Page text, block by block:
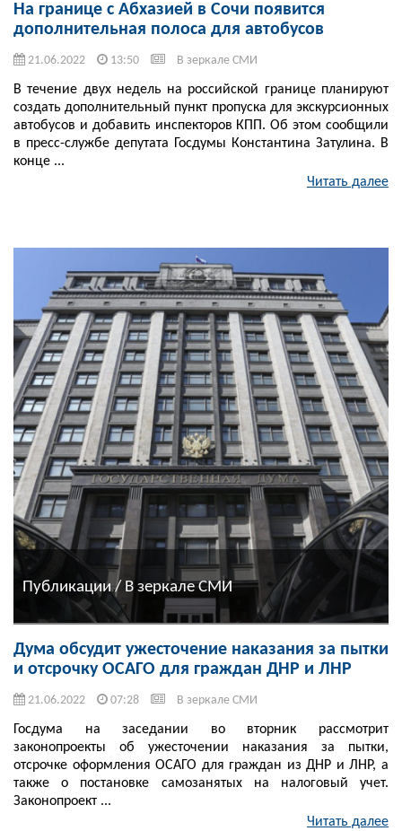
На границе с Абхазией в Сочи появится
дополнительная полоса для автобусов
21.06.2022 13:50 В зеркале СМИ
В течение двух недель на российской границе планируют
создать дополнительный пункт пропуска для экскурсионных
автобусов и добавить инспекторов КПП. Об этом сообщили
в пресс-службе депутата Госдумы Константина Затулина. В
конце ...
Читать далее
Публикации / В зеркале СМИ
Дума обсудит ужесточение наказания за пытки
и отсрочку ОСАГО для граждан ДНР и ЛНР
21.06.2022 07:28 В зеркале СМИ
Госдума на заседании во вторник рассмотрит
законопроекты об ужесточении наказания за пытки,
отсрочке оформления ОСАГО для граждан из ДНР и ЛНР, а
также о постановке самозанятых на налоговый учет.
Законопроект ...
Читать далее